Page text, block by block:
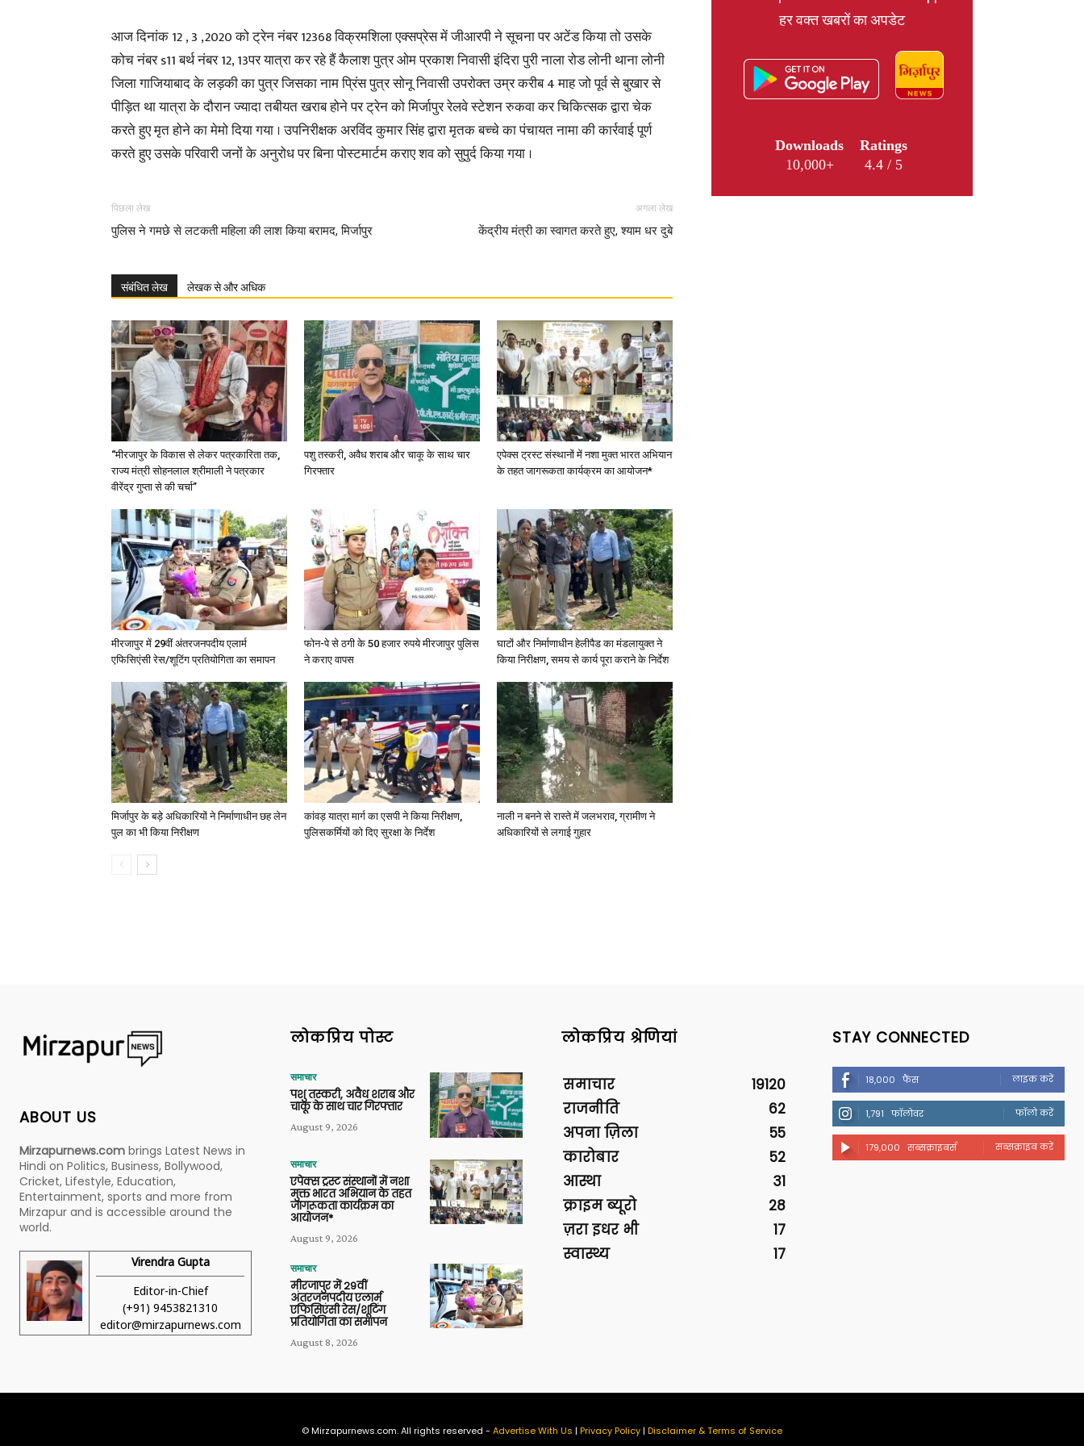
News,
News
in
Hindi,
Today
Hindi
News
आज दिनांक 12 , 3 ,2020 को ट्रेन नंबर 12368 विक्रमशिला एक्सप्रेस में जीआरपी ने सूचना पर अटेंड किया तो उसके
कोच नंबर s11 बर्थ नंबर 12, 13पर यात्रा कर रहे हैं कैलाश पुत्र ओम प्रकाश निवासी इंदिरा पुरी नाला रोड लोनी थाना लोनी
जिला गाजियाबाद के लड़की का पुत्र जिसका नाम प्रिंस पुत्र सोनू निवासी उपरोक्त उम्र करीब 4 माह जो पूर्व से बुखार से
पीड़ित था यात्रा के दौरान ज्यादा तबीयत खराब होने पर ट्रेन को मिर्जापुर रेलवे स्टेशन रुकवा कर चिकित्सक द्वारा चेक
करते हुए मृत होने का मेमो दिया गया । उपनिरीक्षक अरविंद कुमार सिंह द्वारा मृतक बच्चे का पंचायत नामा की कार्रवाई पूर्ण
करते हुए उसके परिवारी जनों के अनुरोध पर बिना पोस्टमार्टम कराए शव को सुपुर्द किया गया ।
पिछला लेख
पुलिस ने गमछे से लटकती महिला की लाश किया बरामद, मिर्जापुर
अगला लेख
केंद्रीय मंत्री का स्वागत करते हुए, श्याम धर दुबे
संबंधित लेख लेखक से और अधिक
“मीरजापुर के विकास से लेकर पत्रकारिता तक,
राज्य मंत्री सोहनलाल श्रीमाली ने पत्रकार
वीरेंद्र गुप्ता से की चर्चा”
पशु तस्करी, अवैध शराब और चाकू के साथ चार
गिरफ्तार
एपेक्स ट्रस्ट संस्थानों में नशा मुक्त भारत अभियान
के तहत जागरूकता कार्यक्रम का आयोजन*
मीरजापुर में 29वीं अंतरजनपदीय एलार्म
एफिसिएंसी रेस/शूटिंग प्रतियोगिता का समापन
फोन-पे से ठगी के 50 हजार रुपये मीरजापुर पुलिस
ने कराए वापस
घाटों और निर्माणाधीन हेलीपैड का मंडलायुक्त ने
किया निरीक्षण, समय से कार्य पूरा कराने के निर्देश
मिर्जापुर के बड़े अधिकारियों ने निर्माणाधीन छह लेन
पुल का भी किया निरीक्षण
कांवड़ यात्रा मार्ग का एसपी ने किया निरीक्षण,
पुलिसकर्मियों को दिए सुरक्षा के निर्देश
नाली न बनने से रास्ते में जलभराव, ग्रामीण ने
अधिकारियों से लगाई गुहार
हर वक्त खबरों का अपडेट
Downloads
10,000+
Ratings
4.4 / 5
ABOUT US
Mirzapurnews.com brings Latest News in
Hindi on Politics, Business, Bollywood,
Cricket, Lifestyle, Education,
Entertainment, sports and more from
Mirzapur and is accessible around the
world.
Virendra Gupta
Editor-in-Chief
(+91) 9453821310
editor@mirzapurnews.com
लोकप्रिय पोस्ट
समाचार
पशु तस्करी, अवैध शराब और
चाकू के साथ चार गिरफ्तार
August 9, 2026
समाचार
एपेक्स ट्रस्ट संस्थानों में नशा
मुक्त भारत अभियान के तहत
जागरूकता कार्यक्रम का
आयोजन*
August 9, 2026
समाचार
मीरजापुर में 29वीं
अंतरजनपदीय एलार्म
एफिसिएंसी रेस/शूटिंग
प्रतियोगिता का समापन
August 8, 2026
लोकप्रिय श्रेणियां
समाचार
19120
राजनीति
62
अपना ज़िला
55
कारोबार
52
आस्था
31
क्राइम ब्यूरो
28
ज़रा इधर भी
17
स्वास्थ्य
17
STAY CONNECTED
18,000 फैंस लाइक करें
1,791 फॉलोवर फॉलो करें
179,000 सब्सक्राइबर्स सब्सक्राइब करें
© Mirzapurnews.com. All rights reserved - Advertise With Us | Privacy Policy| Disclaimer & Terms of Service